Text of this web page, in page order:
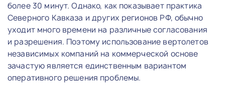
более 30 минут. Однако, как показывает практика
Северного Кавказа и других регионов РФ, обычно
уходит много времени на различные согласования
и разрешения. Поэтому использование вертолетов
независимых компаний на коммерческой основе
зачастую является единственным вариантом
оперативного решения проблемы.